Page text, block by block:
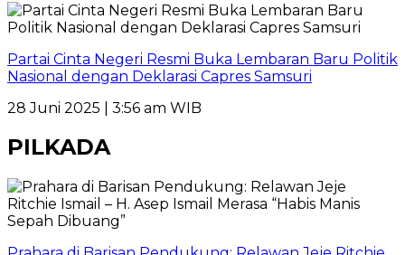
Partai Cinta Negeri Resmi Buka Lembaran Baru Politik
Nasional dengan Deklarasi Capres Samsuri
28 Juni 2025 | 3:56 am WIB
PILKADA